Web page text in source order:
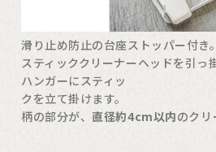
滑り止め防止の台座ストッパー付き。
スティッククリーナーヘッドを引っ
ハンガーにスティッ
クを立て掛けます。
柄の部分が、直径約4cm以内のクリ